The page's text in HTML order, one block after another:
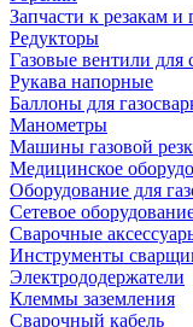
Запчасти к резакам и
Редукторы
Газовые вентили для
Рукава напорные
Баллоны для
Манометры
Машины газовой
Медицинское
Оборудование для
Сетевое
Сварочные
Инструменты
Электрододержатели
Клеммы заземления
Сварочный кабель